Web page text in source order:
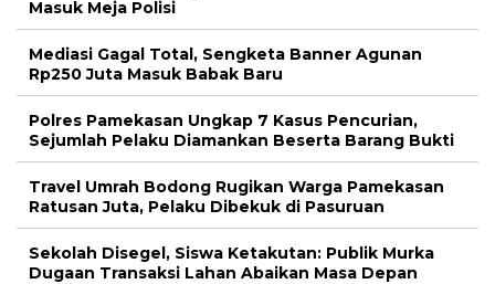
Masuk Meja Polisi
Mediasi Gagal Total, Sengketa Banner Agunan
Rp250 Juta Masuk Babak Baru
Polres Pamekasan Ungkap 7 Kasus Pencurian,
Sejumlah Pelaku Diamankan Beserta Barang Bukti
Travel Umrah Bodong Rugikan Warga Pamekasan
Ratusan Juta, Pelaku Dibekuk di Pasuruan
Sekolah Disegel, Siswa Ketakutan: Publik Murka
Dugaan Transaksi Lahan Abaikan Masa Depan